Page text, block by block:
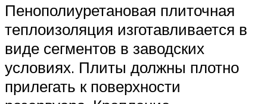
Пенополиуретановая плиточная
теплоизоляция изготавливается в
виде сегментов в заводских
условиях. Плиты должны плотно
прилегать к поверхности